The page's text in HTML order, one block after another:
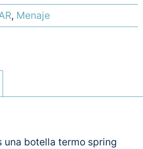
, Menaje
una botella termo spring